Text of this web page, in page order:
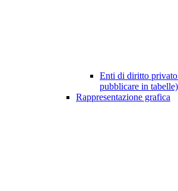
Enti di diritto
pubblicare in tabelle)
Rappresentazione grafica